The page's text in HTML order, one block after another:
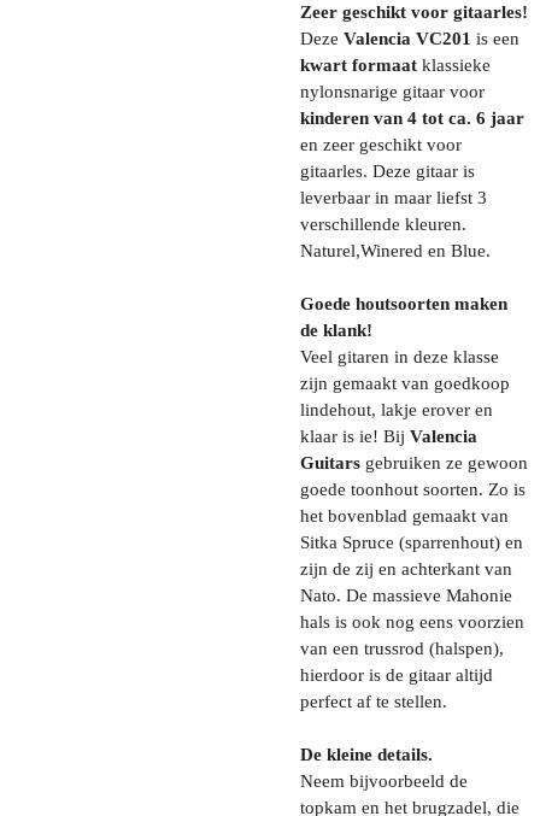
Zeer geschikt voor gitaarles!
Deze Valencia VC201 is een
kwart formaat klassieke
nylonsnarige gitaar voor
kinderen van 4 tot ca. 6 jaar
en zeer geschikt voor
gitaarles. Deze gitaar is
leverbaar in maar liefst 3
verschillende kleuren.
Naturel,Winered en Blue.
Goede houtsoorten maken
de klank!
Veel gitaren in deze klasse
zijn gemaakt van goedkoop
lindehout, lakje erover en
klaar is ie! Bij Valencia
Guitars gebruiken ze gewoon
goede toonhout soorten. Zo is
het bovenblad gemaakt van
Sitka Spruce (sparrenhout) en
zijn de zij en achterkant van
Nato. De massieve Mahonie
hals is ook nog eens voorzien
van een trussrod (halspen),
hierdoor is de gitaar altijd
perfect af te stellen.
De kleine details.
Neem bijvoorbeeld de
topkam en het brugzadel, die